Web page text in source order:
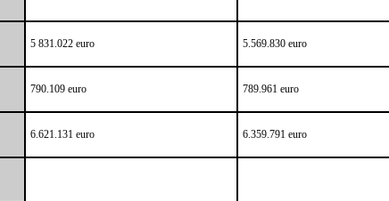
5 831.022 euro 5.569.830 euro
790.109 euro 789.961 euro
6.621.131 euro 6.359.791 euro